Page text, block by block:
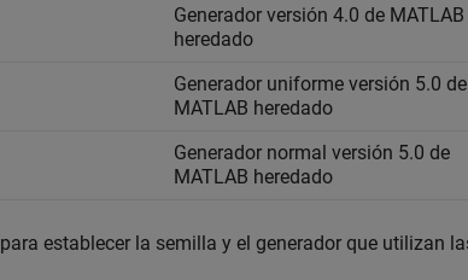
Generador versión 4.0 de MATLAB
heredado
Generador uniforme versión 5.0 de
MATLAB heredado
Generador normal versión 5.0 de
MATLAB heredado
para establecer la semilla y el generador que utilizan